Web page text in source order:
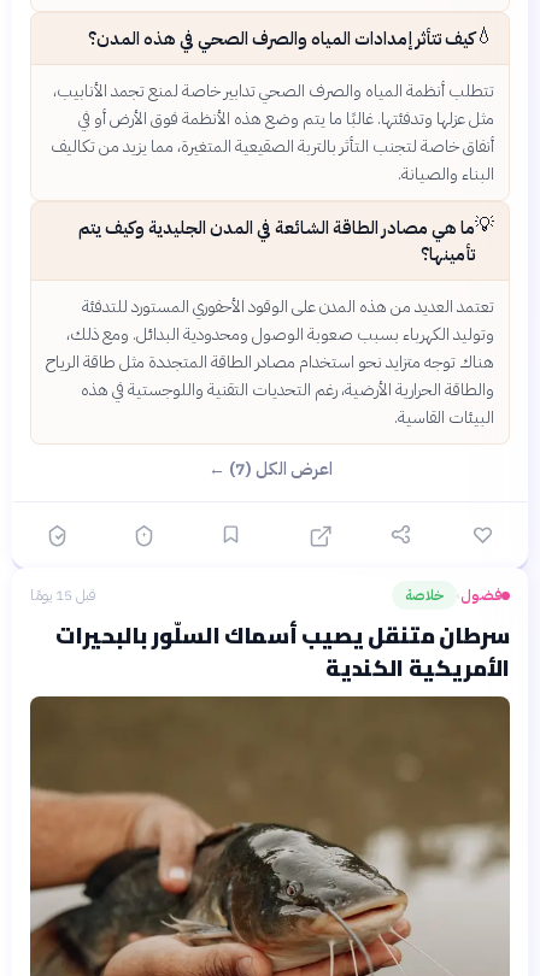
💧كيف تتأثر إمدادات المياه والصرف الصحي في هذه المدن؟
تتطلب أنظمة المياه والصرف الصحي تدابير خاصة لمنع تجمد الأنابيب،
مثل عزلها وتدفئتها. غالبًا ما يتم وضع هذه الأنظمة فوق الأرض أو في
أنفاق خاصة لتجنب التأثر بالتربة الصقيعية المتغيرة، مما يزيد من تكاليف
البناء والصيانة.
💡ما هي مصادر الطاقة الشائعة في المدن الجليدية وكيف يتم
تأمينها؟
تعتمد العديد من هذه المدن على الوقود الأحفوري المستورد للتدفئة
وتوليد الكهرباء بسبب صعوبة الوصول ومحدودية البدائل. ومع ذلك،
هناك توجه متزايد نحو استخدام مصادر الطاقة المتجددة مثل طاقة الرياح
والطاقة الحرارية الأرضية، رغم التحديات التقنية واللوجستية في هذه
البيئات القاسية.
اعرض الكل (7) ←
فضول› خلاصة قبل 15 يومًا
سرطان متنقل يصيب أسماك السلّور بالبحيرات
الأمريكية الكندية